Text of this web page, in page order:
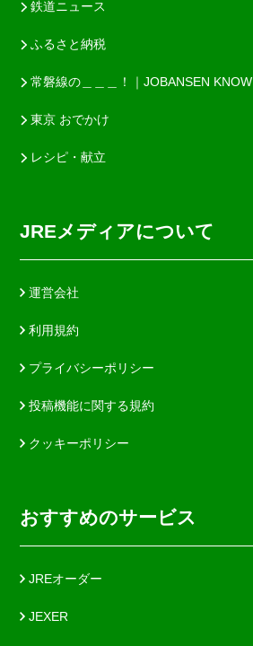
鉄道ニュース
ふるさと納税
常磐線の＿＿＿！｜JOBANSEN KNOW
東京 おでかけ
レシピ・献立
JREメディアについて
運営会社
利用規約
プライバシーポリシー
投稿機能に関する規約
クッキーポリシー
おすすめのサービス
JREオーダー
JEXER